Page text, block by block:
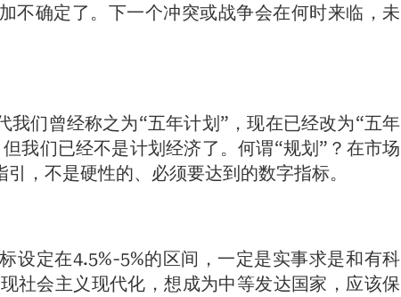
不确定了。下一个冲突或战争会在何时来临，未
们曾经称之为“五年计划”，现在已经改为“五年
我们已经不是计划经济了。何谓“规划”？在市场
，不是硬性的、必须要达到的数字指标。
设定在4.5%-5%的区间，一定是实事求是和有科
社会主义现代化，想成为中等发达国家，应该保